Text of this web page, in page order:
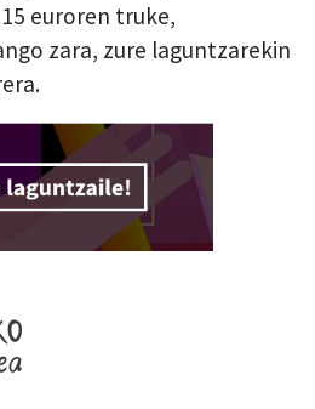
euroren truke,
zara, zure laguntzarekin